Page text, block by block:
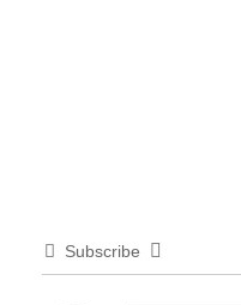
Subscribe